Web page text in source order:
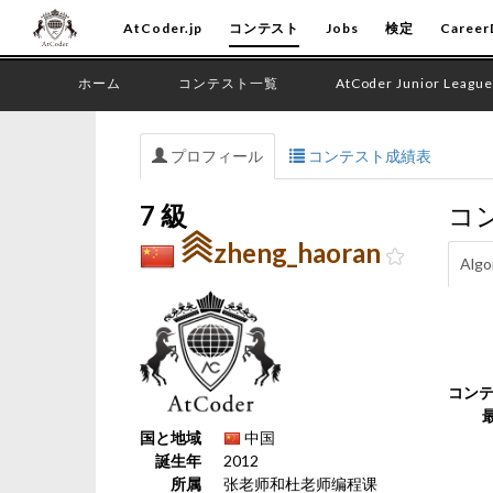
AtCoder.jp コンテスト Jobs 検定
ホーム コンテスト一覧 AtCoder Junior League
プロフィール コンテスト成績表
7 級
zheng_haoran
国と地域
中国
誕生年
2012
所属
张老师和杜老师编程课
コ
コン